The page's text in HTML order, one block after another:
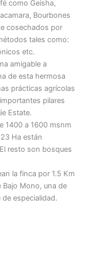
como Geisha,
Bourbones
cosechados por
tales como:
etc.
amigable a
de esta hermosa
prácticas agrícolas
pilares
Estate.
1400 a 1600 msnm
Ha están
resto son bosques
la finca por 1.5 Km
Mono, una de
especialidad.